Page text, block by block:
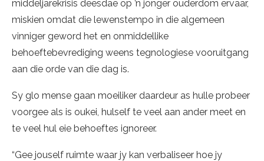
middeljarekrisis deesdae op ’n jonger ouderdom ervaar,
miskien omdat die lewenstempo in die algemeen
vinniger geword het en onmiddellike
behoeftebevrediging weens tegnologiese vooruitgang
aan die orde van die dag is.
Sy glo mense gaan moeiliker daardeur as hulle probeer
voorgee als is oukei, hulself te veel aan ander meet en
te veel hul eie behoeftes ignoreer.
“Gee jouself ruimte waar jy kan verbaliseer hoe jy